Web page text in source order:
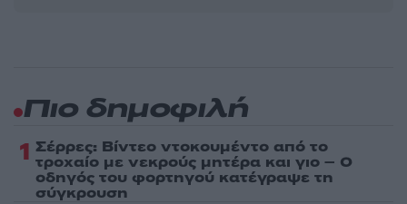
Πιο δημοφιλή
1 Σέρρες: Βίντεο ντοκουμέντο από το
τροχαίο με νεκρούς μητέρα και γιο – Ο
οδηγός του φορτηγού κατέγραψε τη
σύγκρουση